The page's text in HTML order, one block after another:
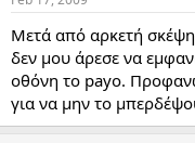
Μετά από αρκετή
δεν μου άρεσε να
οθόνη το payo.
για να μην το